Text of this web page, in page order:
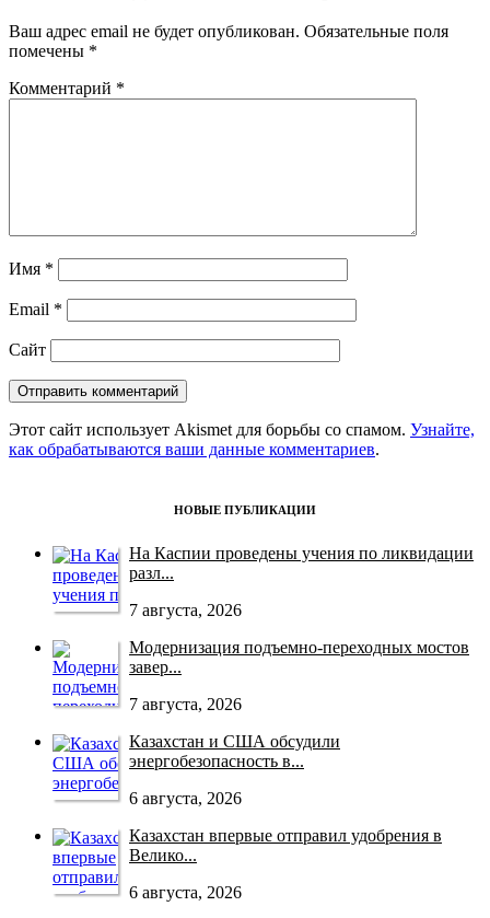
Ваш адрес email не будет опубликован. Обязательные поля
помечены *
Комментарий *
Имя *
Email *
Сайт
Этот сайт использует Akismet для борьбы со спамом. Узнайте,
как обрабатываются ваши данные комментариев.
НОВЫЕ ПУБЛИКАЦИИ
На Каспии проведены учения по ликвидации
разл...
7 августа, 2026
Модернизация подъемно-переходных мостов
завер...
7 августа, 2026
Казахстан и США обсудили
энергобезопасность в...
6 августа, 2026
Казахстан впервые отправил удобрения в
Велико...
6 августа, 2026